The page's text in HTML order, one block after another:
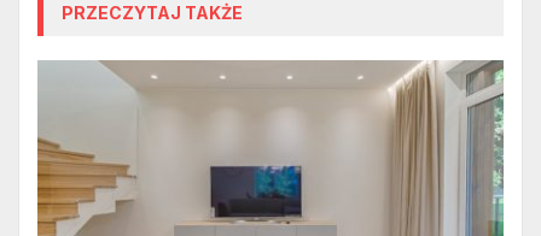
PRZECZYTAJ TAKŻE